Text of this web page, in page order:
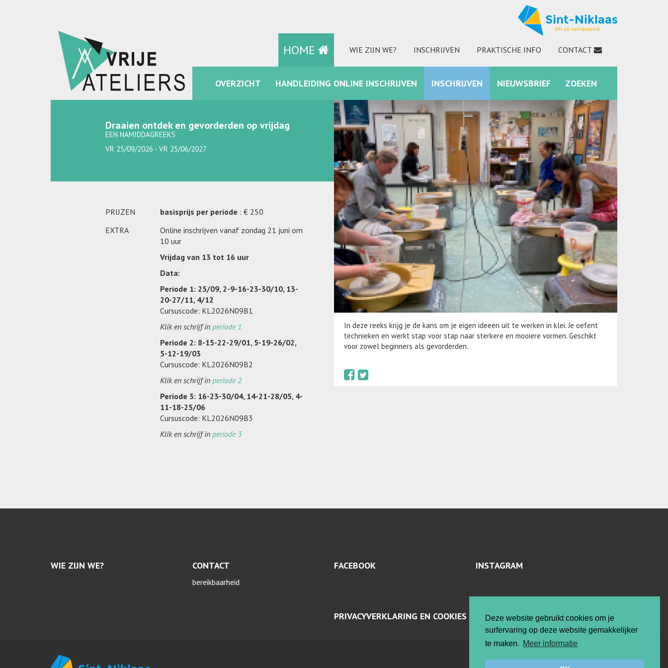
Deze website gebruikt cookies om je
surfervaring op deze website gemakkelijker
te maken. Meer informatie
HOME WIE ZIJN WE? INSCHRIJVEN PRAKTISCHE INFO CONTACT
FACEBOOK INSTAGRAM ZOEKEN
OVERZICHT HANDLEIDING ONLINE INSCHRIJVEN INSCHRIJVEN NIEUWSBRIEF ZOEKEN
Draaien ontdek en gevorderden op vrijdag
EEN NAMIDDAGREEKS
VR 25/09/2026 - VR 25/06/2027
PRIJZEN basisprijs per periode : € 250
EXTRA
Online inschrijven vanaf zondag 21 juni om
10 uur
Vrijdag van 13 tot 16 uur
Data:
Periode 1: 25/09, 2-9-16-23-30/10, 13-
20-27/11, 4/12
Cursuscode: KL2026N09B1
Klik en schrijf in periode 1
Periode 2: 8-15-22-29/01, 5-19-26/02,
5-12-19/03
Cursuscode: KL2026N09B2
Klik en schrijf in periode 2
Periode 3: 16-23-30/04, 14-21-28/05, 4-
11-18-25/06
Cursuscode: KL2026N09B3
Klik en schrijf in periode 3
In deze reeks krijg je de kans om je eigen ideeën uit te werken in klei. Je oefent
technieken en werkt stap voor stap naar sterkere en mooiere vormen. Geschikt
voor zowel beginners als gevorderden.
WIE ZIJN WE? CONTACT
bereikbaarheid
FACEBOOK INSTAGRAM
PRIVACYVERKLARING EN COOKIES
Vrije ateliers